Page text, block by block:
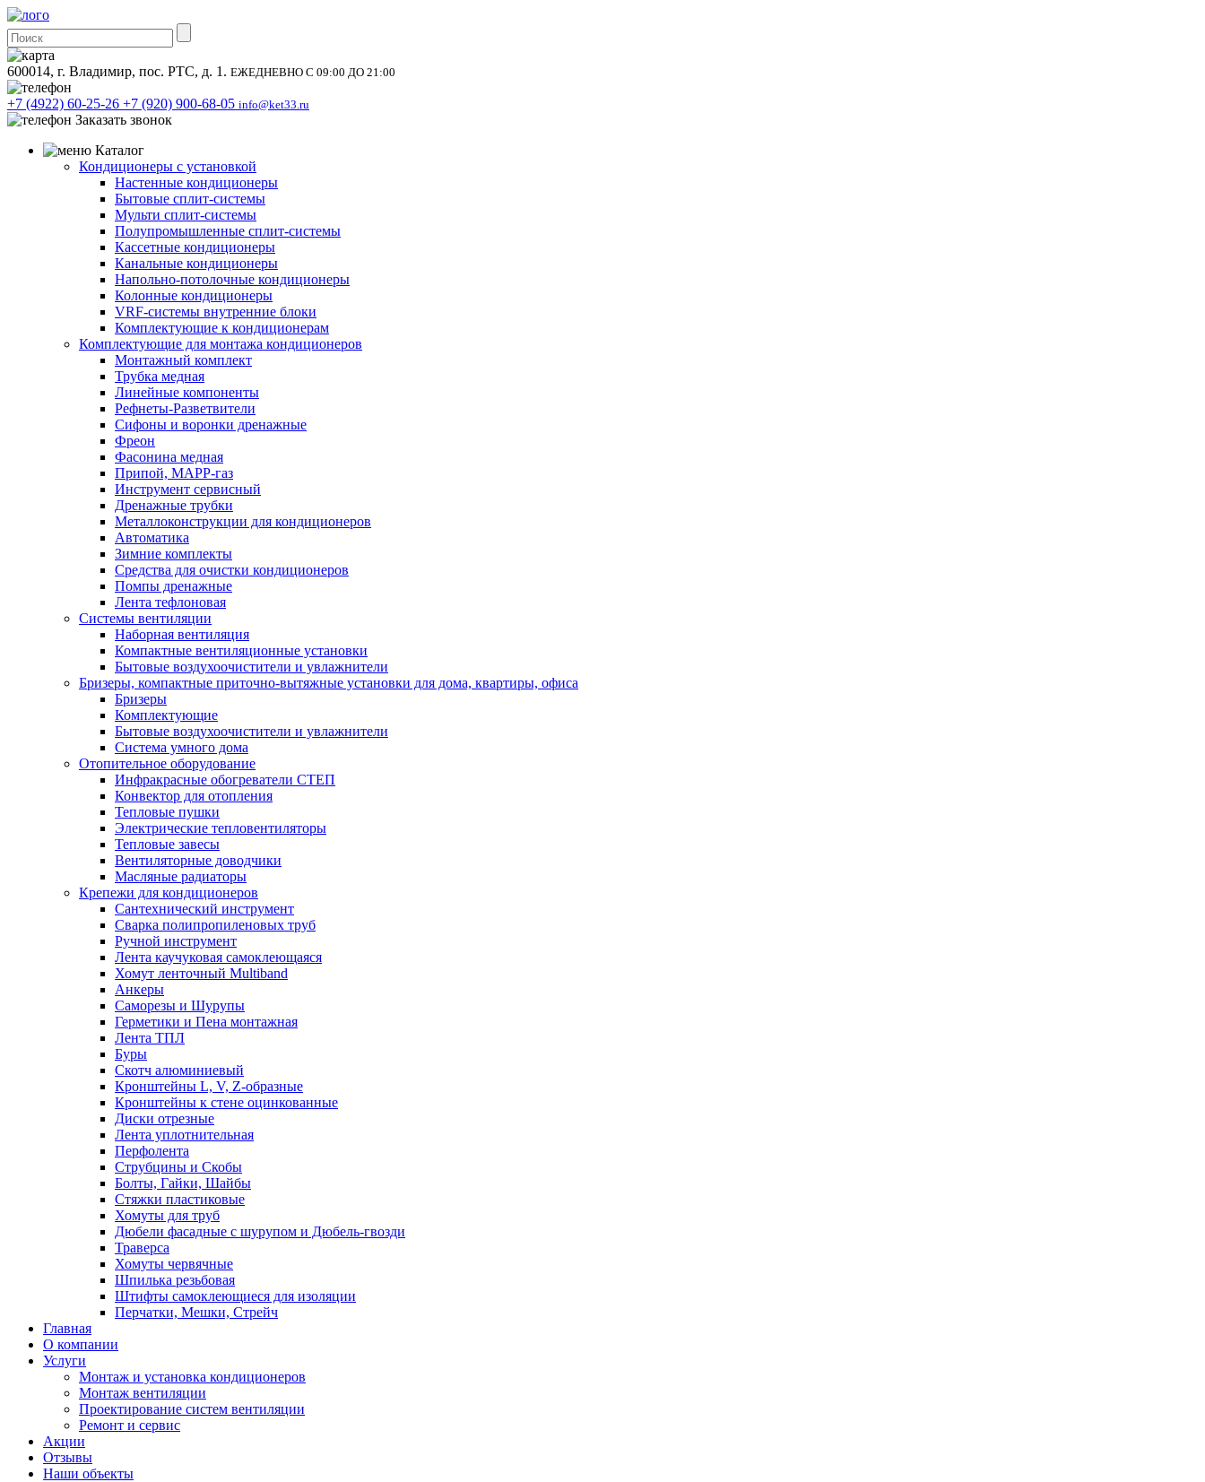
600014, г. Владимир, пос. РТС, д. 1. ЕЖЕДНЕВНО С 09:00 ДО 21:00
+7 (4922) 60-25-26 +7 (920) 900-68-05 info@ket33.ru
Заказать звонок
Каталог
Кондиционеры с установкой
Настенные кондиционеры
Бытовые сплит-системы
Мульти сплит-системы
Полупромышленные сплит-системы
Кассетные кондиционеры
Канальные кондиционеры
Напольно-потолочные кондиционеры
Колонные кондиционеры
VRF-системы внутренние блоки
Комплектующие к кондиционерам
Комплектующие для монтажа кондиционеров
Монтажный комплект
Трубка медная
Линейные компоненты
Рефнеты-Разветвители
Сифоны и воронки дренажные
Фреон
Фасонина медная
Припой, МАРР-газ
Инструмент сервисный
Дренажные трубки
Металлоконструкции для кондиционеров
Автоматика
Зимние комплекты
Средства для очистки кондиционеров
Помпы дренажные
Лента тефлоновая
Системы вентиляции
Наборная вентиляция
Компактные вентиляционные установки
Бытовые воздухоочистители и увлажнители
Бризеры, компактные приточно-вытяжные установки для дома, квартиры, офиса
Бризеры
Комплектующие
Бытовые воздухоочистители и увлажнители
Система умного дома
Отопительное оборудование
Инфракрасные обогреватели СТЕП
Конвектор для отопления
Тепловые пушки
Электрические тепловентиляторы
Тепловые завесы
Вентиляторные доводчики
Масляные радиаторы
Крепежи для кондиционеров
Сантехнический инструмент
Сварка полипропиленовых труб
Ручной инструмент
Лента каучуковая самоклеющаяся
Хомут ленточный Multiband
Анкеры
Саморезы и Шурупы
Герметики и Пена монтажная
Лента ТПЛ
Буры
Скотч алюминиевый
Кронштейны L, V, Z-образные
Кронштейны к стене оцинкованные
Диски отрезные
Лента уплотнительная
Перфолента
Струбцины и Скобы
Болты, Гайки, Шайбы
Стяжки пластиковые
Хомуты для труб
Дюбели фасадные с шурупом и Дюбель-гвозди
Траверса
Хомуты червячные
Шпилька резьбовая
Штифты самоклеющиеся для изоляции
Перчатки, Мешки, Стрейч
Главная
О компании
Услуги
Монтаж и установка кондиционеров
Монтаж вентиляции
Проектирование систем вентиляции
Ремонт и сервис
Акции
Отзывы
Наши объекты